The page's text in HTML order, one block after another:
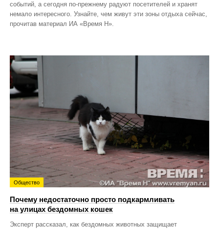
событий, а сегодня по‑прежнему радуют посетителей и хранят
немало интересного. Узнайте, чем живут эти зоны отдыха сейчас,
прочитав материал ИА «Время Н».
Общество
Почему недостаточно просто подкармливать
на улицах бездомных кошек
Эксперт рассказал, как бездомных животных защищает